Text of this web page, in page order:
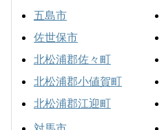
五島市
佐世保市
北松浦郡佐々町
北松浦郡小値賀町
北松浦郡江迎町